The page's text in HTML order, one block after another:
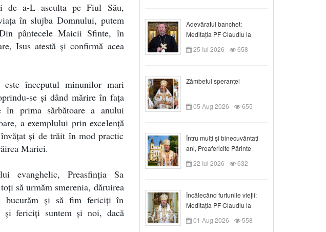
de a-L asculta pe Fiul Său,
în slujba Domnului, putem
pântecele Maicii Sfinte, în
Isus atestă și confirmă acea
este începutul minunilor mari
se și dând mărire în fața
în prima sărbătoare a anului
a exemplului prin excelență
și de trăit în mod practic
Mariei.
evanghelic, Preasfinția Sa
să urmăm smerenia, dăruirea
bucurăm și să fim fericiți în
și fericiți suntem și noi, dacă
Adevăratul banchet:
Meditația PF Claudiu la
Duminica a VIII-a după
Rusalii
25 Iul 2026 658
Zâmbetul speranței
05 Aug 2026 655
Întru mulți și binecuvântați
ani, Preafericite Părinte
Claudiu!
22 Iul 2026 632
Încălecând furtunile vieții:
Meditația PF Claudiu la
Duminica a IX-a după Rusalii
01 Aug 2026 558